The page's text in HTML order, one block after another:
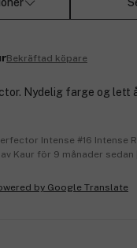
Bekräftad köpare
Nydelig farge og lett
Intense #16 Intense
Kaur för 9 månader sedan |